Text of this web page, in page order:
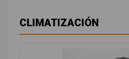
CLIMATIZACIÓN